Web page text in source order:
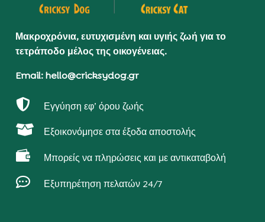
Μακροχρόνια, ευτυχισμένη και υγιής ζωή για το
τετράποδο μέλος της οικογένειας.
Email: hello@cricksydog.gr
 Εγγύηση εφ’ όρου ζωής
 Εξοικονόμησε στα έξοδα αποστολής
 Μπορείς να πληρώσεις και με αντικαταβολή
 Εξυπηρέτηση πελατών 24/7